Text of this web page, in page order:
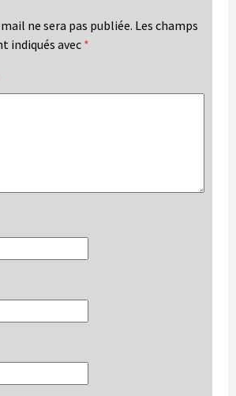
ne sera pas publiée. Les champs
indiqués avec *